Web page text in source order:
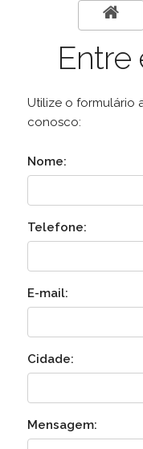
Entre
Utilize o formulário
conosco:
Nome:
Telefone:
E-mail:
Cidade:
Mensagem: